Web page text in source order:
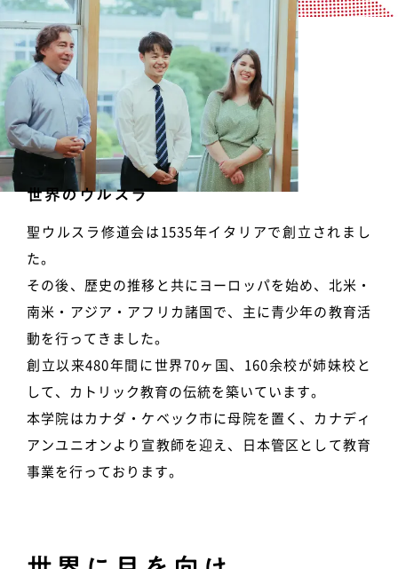
世界のウルスラ
聖ウルスラ修道会は1535年イタリアで創立されまし
た。
その後、歴史の推移と共にヨーロッパを始め、北米・
南米・アジア・アフリカ諸国で、主に青少年の教育活
動を行ってきました。
創立以来480年間に世界70ヶ国、160余校が姉妹校と
して、カトリック教育の伝統を築いています。
本学院はカナダ・ケベック市に母院を置く、カナディ
アンユニオンより宣教師を迎え、日本管区として教育
事業を行っております。